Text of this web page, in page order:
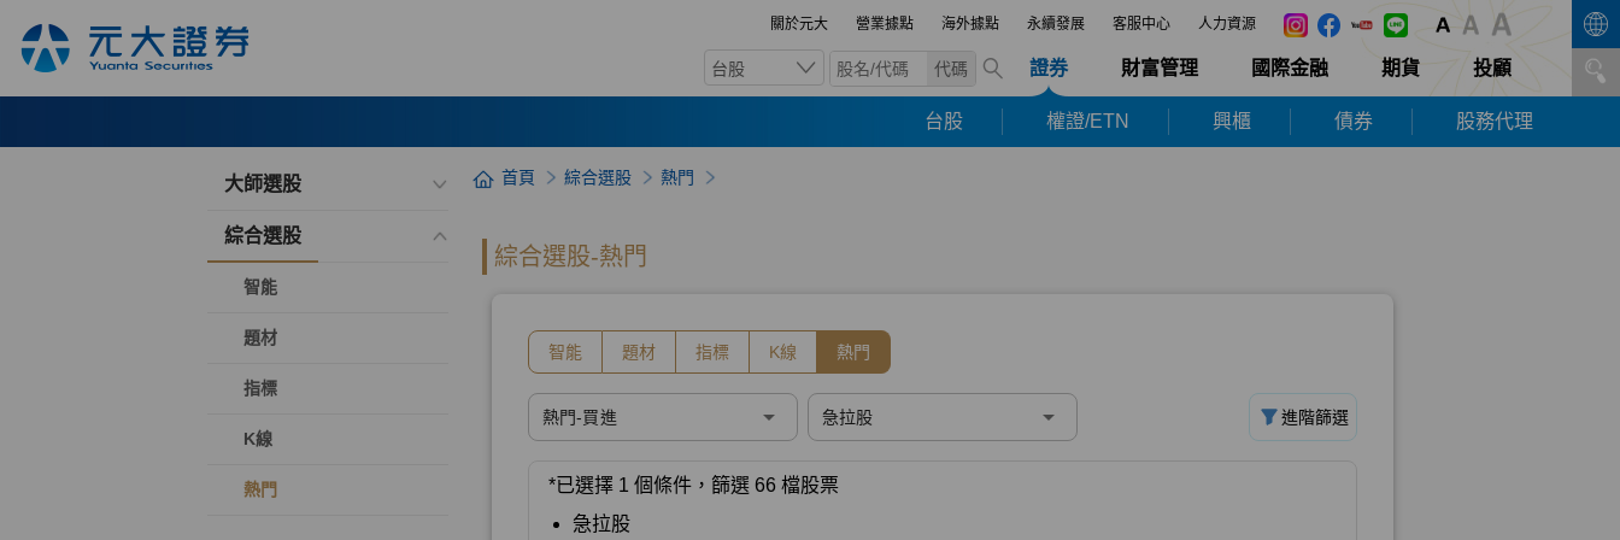
關於元大 營業據點 海外據點 永續發展 客服中心 人力資源
台股 代碼 證券 財富管理 國際金融 期貨 投顧
台股 權證/ETN 興櫃 債券 股務代理
大師選股
綜合選股
智能
題材
指標
K線
熱門
首頁 綜合選股 熱門